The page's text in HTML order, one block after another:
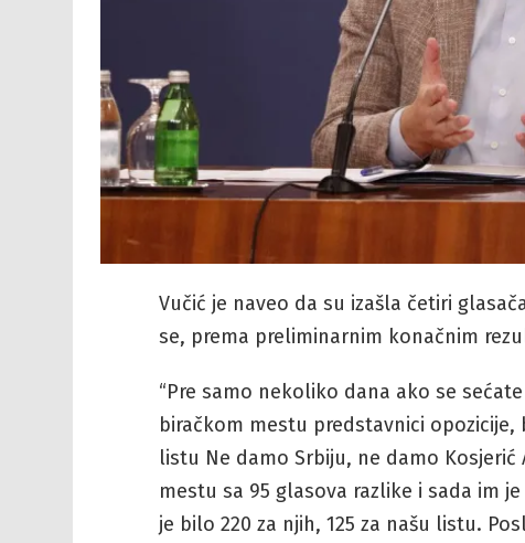
Vučić je naveo da su izašla četiri
se, prema preliminarnim konačnim
“Pre samo nekoliko dana ako se
biračkom mestu predstavnici
listu Ne damo Srbiju, ne damo
mestu sa 95 glasova razlike i sada im
je bilo 220 za njih, 125 za našu listu.